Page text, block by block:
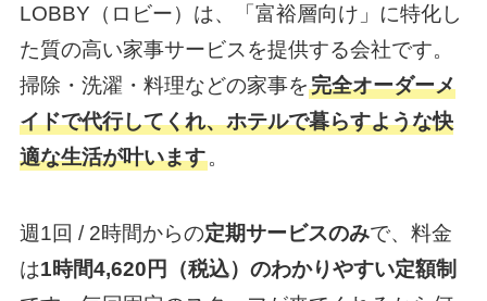
LOBBY（ロビー）は、「富裕層向け」に特化し
た質の高い家事サービスを提供する会社です。
掃除・洗濯・料理などの家事を完全オーダーメ
イドで代行してくれ、ホテルで暮らすような快
適な生活が叶います。
週1回 / 2時間からの定期サービスのみで、料金
は1時間4,620円（税込）のわかりやすい定額制